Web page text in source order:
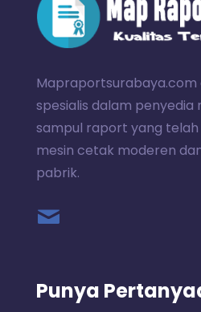
Mapraportsurabaya.com
spesialis dalam penyedia
sampul raport yang
mesin cetak moderen
pabrik.
Punya